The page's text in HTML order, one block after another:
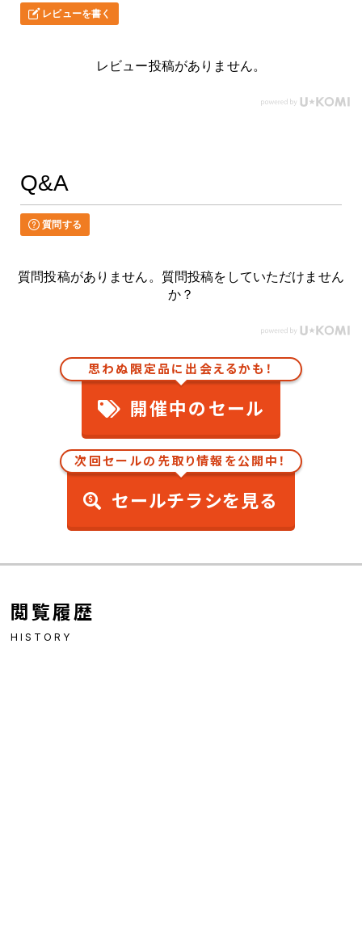
レビューを書く
レビュー投稿がありません。
Q&A
質問する
質問投稿がありません。質問投稿をしていただけません
か？
思わぬ限定品に出会えるかも！
開催中のセール
次回セールの先取り情報を公開中！
セールチラシを見る
閲覧履歴
HISTORY